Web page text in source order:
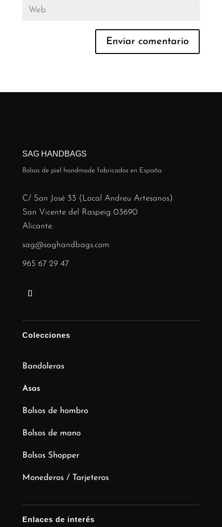
SAG HANDBAGS
Bolsos de piel handmade fabricados en España.
C/ San José 33 (Local Andreu Artesanos)
San Vicente del Raspeig 03690
Alicante.
sag@saghandbags.com
965 67 29 47
Colecciones
Bandoleras
Asas
Bolsos de hombro
Bolsos de mano
Bolsos Shopper
Monederos / Tarjeteros
Enlaces de interés